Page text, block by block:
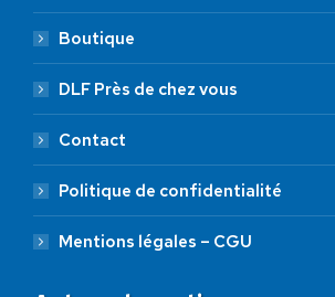
Boutique
DLF Près de chez vous
Contact
Politique de confidentialité
Mentions légales – CGU